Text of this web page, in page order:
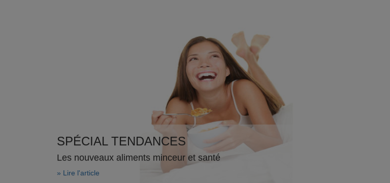
SPÉCIAL TENDANCES
Les nouveaux aliments minceur et santé
» Lire l'article